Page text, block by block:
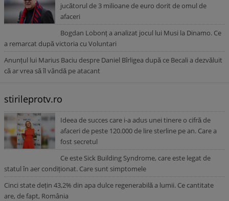
jucătorul de 3 milioane de euro dorit de omul de
afaceri
Bogdan Lobonț a analizat jocul lui Musi la Dinamo. Ce
a remarcat după victoria cu Voluntari
Anunțul lui Marius Baciu despre Daniel Bîrligea după ce Becali a dezvăluit
că ar vrea să îl vândă pe atacant
stirileprotv.ro
Ideea de succes care i-a adus unei tinere o cifră de
afaceri de peste 120.000 de lire sterline pe an. Care a
fost secretul
Ce este Sick Building Syndrome, care este legat de
statul în aer condiționat. Care sunt simptomele
Cinci state dețin 43,2% din apa dulce regenerabilă a lumii. Ce cantitate
are, de fapt, România